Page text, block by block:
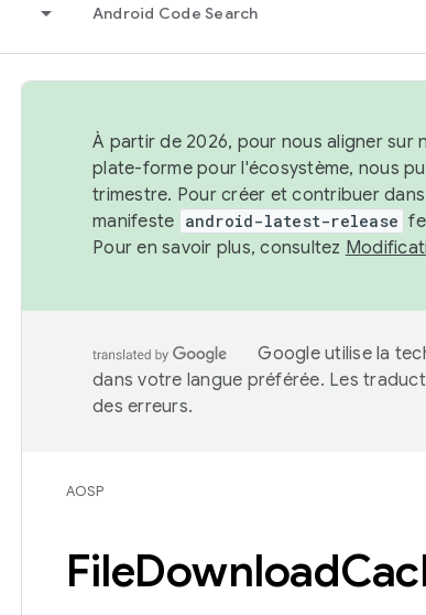
Android Code Search
À partir de 2026, pour nous aligner sur
plate-forme pour l'écosystème, nous
trimestre. Pour créer et contribuer dans
manifeste android-latest-release
Pour en savoir plus, consultez
Google utilise la
dans votre langue préférée. Les
des erreurs.
AOSP
FileDownload